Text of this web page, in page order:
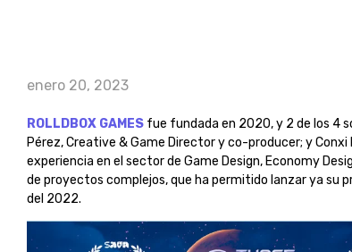
enero 20, 2023
ROLLDBOX GAMES fue fundada en 2020, y 2 de los 4
Pérez, Creative & Game Director y co-producer; y
experiencia en el sector de Game Design, Economy
de proyectos complejos, que ha permitido lanzar ya su
del 2022.